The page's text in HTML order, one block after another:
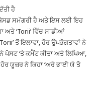
ਹੈ
ਸਮੱਗਰੀ ਹੈ ਅਤੇ ਇਸ ਲਈ ਇਹ
‘Torii’ ਵਿੱਚ ਸਾਡੀਆਂ
ਤੋਂ ਇਲਾਵਾ, ਹੋਰ ਉਪਭੋਗਤਾਵਾਂ ਨੇ
ਪੋਸਟ ‘ਤੇ ਕਮੈਂਟ ਕੀਤਾ ਅਤੇ ਲਿਖਿਆ,
ਯੂਜ਼ਰ ਨੇ ਕਿਹਾ ‘ਅਰੇ ਭਾਈ ਯੇ ਤੋ